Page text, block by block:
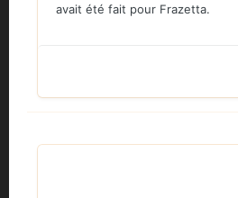
avait été fait pour Frazetta.